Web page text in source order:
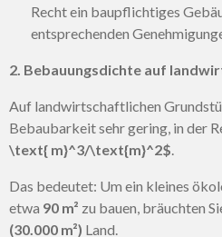
Recht ein baupflichtiges
entsprechenden
2. Bebauungsdichte auf
Auf landwirtschaftlichen
Bebaubarkeit sehr gering, in der
\text{ m}^3/\text{m}^2$.
Das bedeutet: Um ein kleines
etwa 90 m² zu bauen, bräuchten
(30.000 m²) Land.